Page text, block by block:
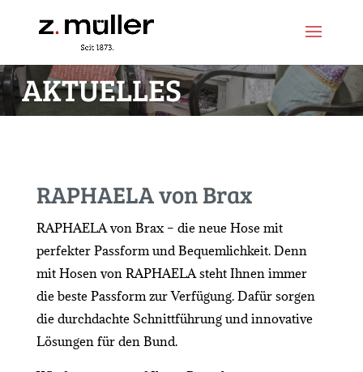
Navigation
AKTUELLES
RAPHAELA von Brax
RAPHAELA von Brax – die neue Hose mit
perfekter Passform und Bequemlichkeit. Denn
mit Hosen von RAPHAELA steht Ihnen immer
die beste Passform zur Verfügung. Dafür sorgen
die durchdachte Schnittführung und innovative
Lösungen für den Bund.